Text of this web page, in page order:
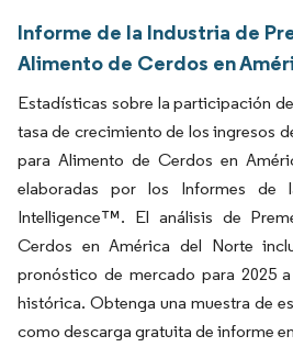
Informe de la Industria de
Alimento de Cerdos en
Estadísticas sobre la participación
tasa de crecimiento de los ingresos
para Alimento de Cerdos en
elaboradas por los Informes de
Intelligence™. El análisis de
Cerdos en América del Norte
pronóstico de mercado para 2025
histórica. Obtenga una muestra de
como descarga gratuita de informe